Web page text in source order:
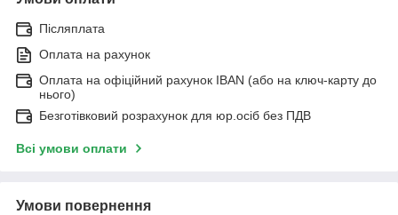
Післяплата
Оплата на рахунок
Оплата на офіційний рахунок IBAN (або на ключ-карту до
нього)
Безготівковий розрахунок для юр.осіб без ПДВ
Всі умови оплати
Умови повернення